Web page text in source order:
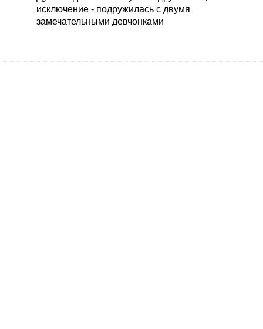
исключение - подружилась с двумя
замечательными девчонками